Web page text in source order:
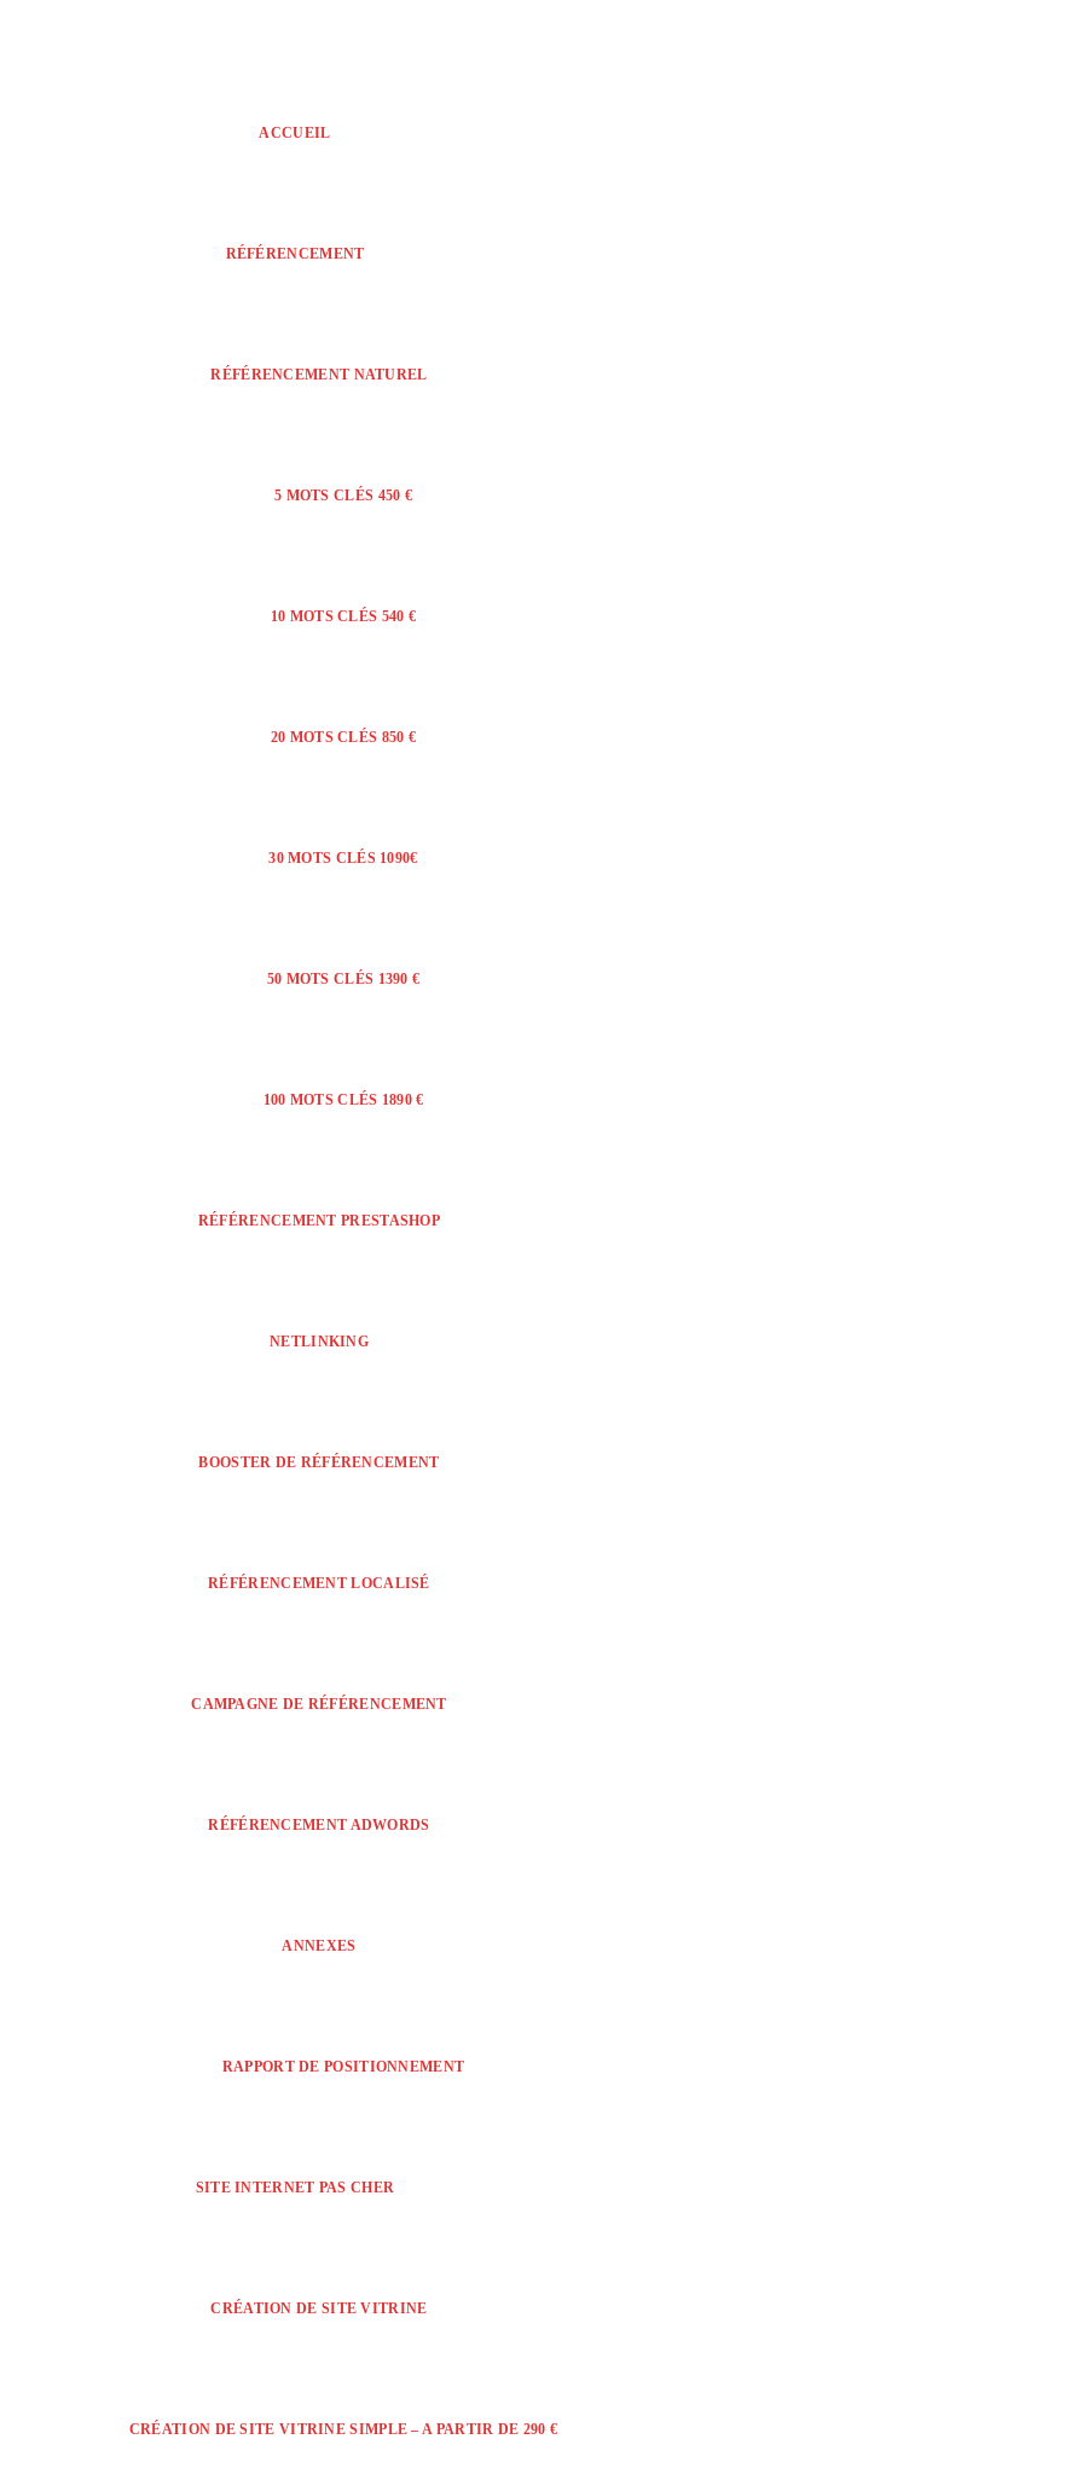
ACCUEIL
RÉFÉRENCEMENT
RÉFÉRENCEMENT NATUREL
5 MOTS CLÉS 450 €
10 MOTS CLÉS 540 €
20 MOTS CLÉS 850 €
30 MOTS CLÉS 1090€
50 MOTS CLÉS 1390 €
100 MOTS CLÉS 1890 €
RÉFÉRENCEMENT PRESTASHOP
NETLINKING
BOOSTER DE RÉFÉRENCEMENT
RÉFÉRENCEMENT LOCALISÉ
CAMPAGNE DE RÉFÉRENCEMENT
RÉFÉRENCEMENT ADWORDS
ANNEXES
RAPPORT DE POSITIONNEMENT
SITE INTERNET PAS CHER
CRÉATION DE SITE VITRINE
CRÉATION DE SITE VITRINE SIMPLE – A PARTIR DE 290 €